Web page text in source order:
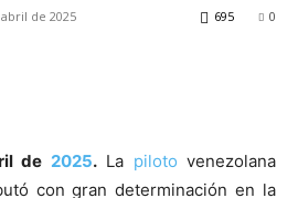
de 2025 0
695
de 2025.La piloto venezolana
con gran determinación en la